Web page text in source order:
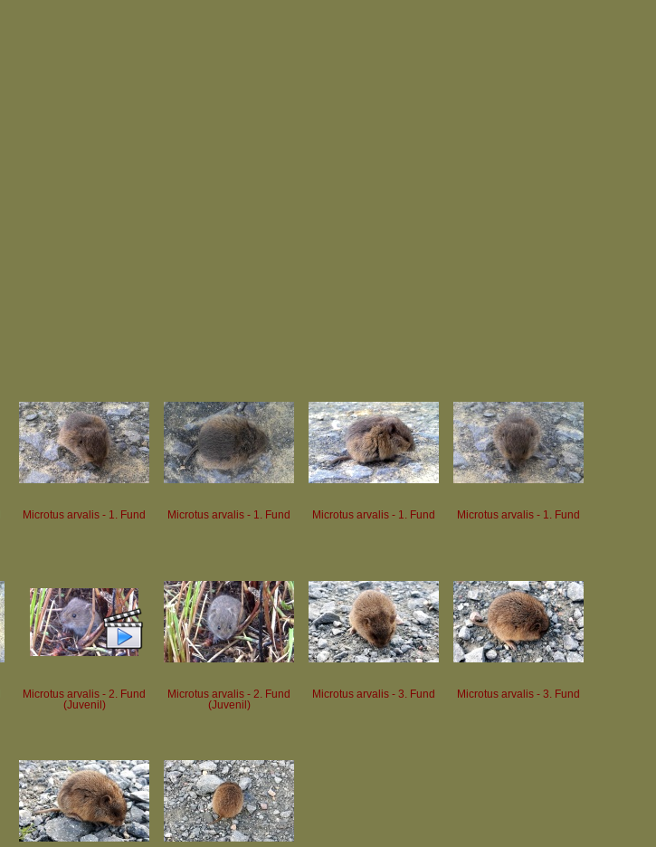
Microtus arvalis - 1. Fund Microtus arvalis - 1. Fund Microtus arvalis - 1. Fund Microtus arvalis - 1. Fund
Microtus arvalis - 2. Fund
(Juvenil)
Microtus arvalis - 2. Fund
(Juvenil)
Microtus arvalis - 3. Fund Microtus arvalis - 3. Fund